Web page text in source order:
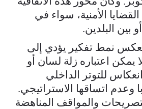
الأمنية، سواء في
بين البلدين.
يعكس نمط تفكير يؤدي إلى
اعتباره زلة لسان أو
للتوتر الداخلي
وعدم اتساقها الاستراتيجي.
والمواقف المناهضة